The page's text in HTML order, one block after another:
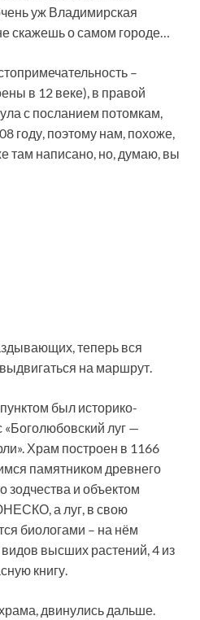
уж Владимирская
скажешь о самом городе…
–
в 12 веке), в правой
с посланием потомкам,
году, поэтому нам, похоже,
там написано, но, думаю, вы
теперь вся
на маршрут.
был историко-
луг —
Храм построен в 1166
памятником древнего
зодчества и объектом
а луг, в свою
биологами – на нём
высших растений, 4 из
книгу.
двинулись дальше.